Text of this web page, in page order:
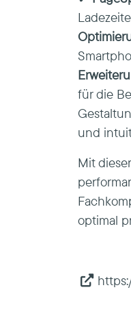
für die
und
Mit
optimal